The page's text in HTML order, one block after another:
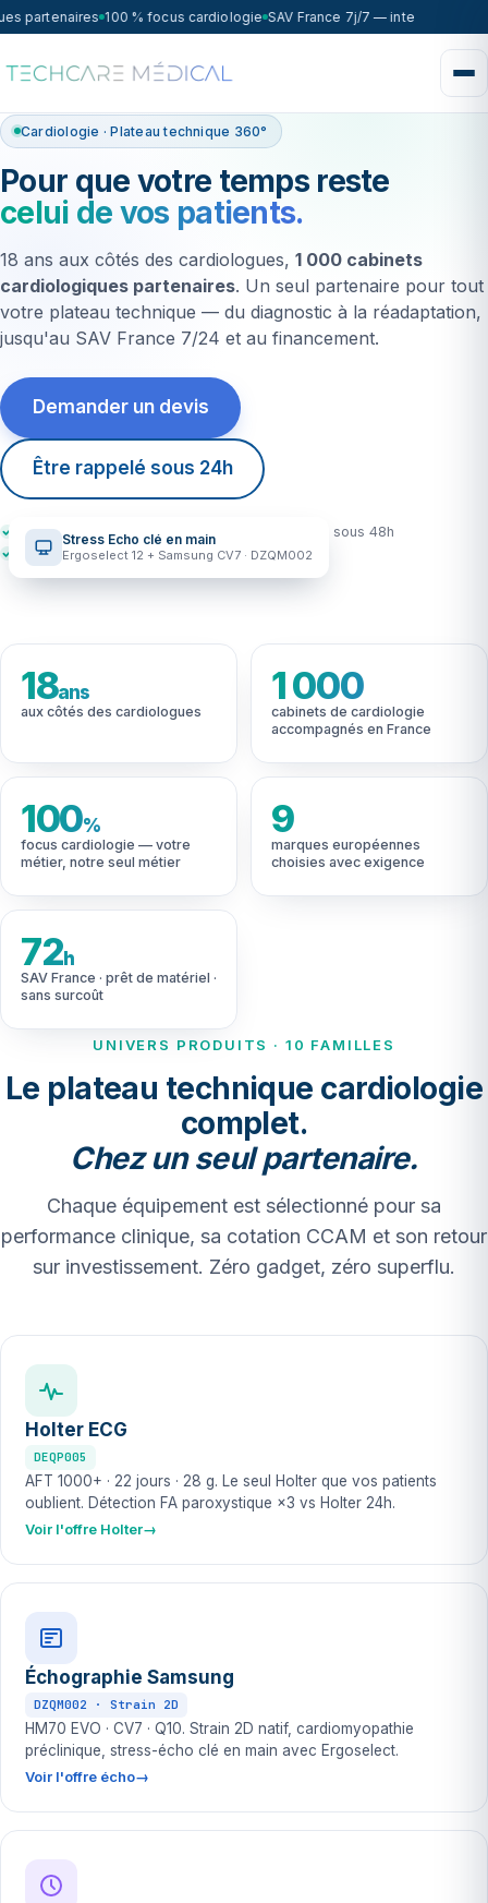
partenaires 100 % focus cardiologie SAV France 7j/7 — intervention
Cardiologie · Plateau technique 360°
Pour que votre temps reste
celui de vos patients.
18 ans aux côtés des cardiologues, 1 000 cabinets
cardiologiques partenaires. Un seul partenaire pour tout
votre plateau technique — du diagnostic à la réadaptation,
jusqu'au SAV France 7/24 et au financement.
Demander un devis
Être rappelé sous 24h
Réponse sous 2h ouvrées
Devis personnalisé sous 48h
Sans engagement
Traque FA paroxystique
Stress Echo clé en main
Ergoselect 12 + Samsung CV7 · DZQM002
18ans
aux côtés des cardiologues
1 000
cabinets de cardiologie
accompagnés en France
100%
focus cardiologie — votre
métier, notre seul métier
9
marques européennes
choisies avec exigence
72h
SAV France · prêt de matériel ·
sans surcoût
UNIVERS PRODUITS · 10 FAMILLES
Le plateau technique cardiologie
complet.
Chez un seul partenaire.
Chaque équipement est sélectionné pour sa
performance clinique, sa cotation CCAM et son retour
sur investissement. Zéro gadget, zéro superflu.
Holter ECG
DEQP005
AFT 1000+ · 22 jours · 28 g. Le seul Holter que vos patients
oublient. Détection FA paroxystique ×3 vs Holter 24h.
Voir l'offre Holter
Échographie Samsung
DZQM002 · Strain 2D
HM70 EVO · CV7 · Q10. Strain 2D natif, cardiomyopathie
préclinique, stress-écho clé en main avec Ergoselect.
Voir l'offre écho